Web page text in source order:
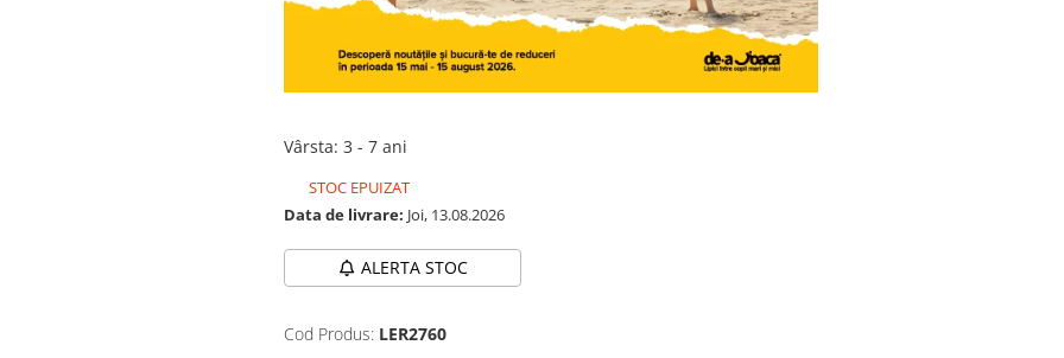
Vârsta: 3 - 7 ani
STOC EPUIZAT
Data de livrare: Joi, 13.08.2026
ALERTA STOC
Cod Produs: LER2760